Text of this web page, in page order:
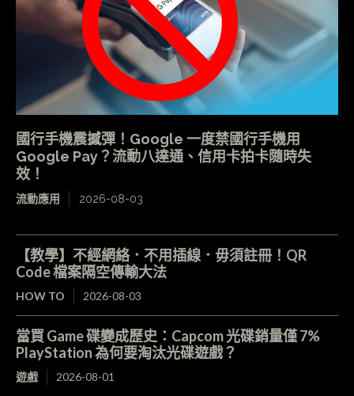
國行手機震撼彈！Google 一度禁國行手機用
Google Pay？流動八達通、信用卡拍卡隨時失
效！
流動應用 2026-08-03
【教學】不經網絡．不用插線．毋須註冊！QR
Code 檔案隔空傳輸大法
HOW TO 2026-08-03
當買 Game 碟變成歷史：Capcom 光碟銷量僅 7%
PlayStation 為何要淘汰光碟遊戲？
遊戲 2026-08-01